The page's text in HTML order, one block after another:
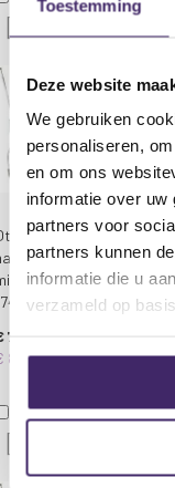
Toestemming
Deze website
We gebruiken
personaliseren,
en om ons
informatie over
partners voor
partners kunnen
informatie die u
verzameld op
Gewicht -
Gewicht -
Gewicht -
VHN2 draadloos
+ headset
VHF 173.8 +
79,95
89,95
In Winkelwagen